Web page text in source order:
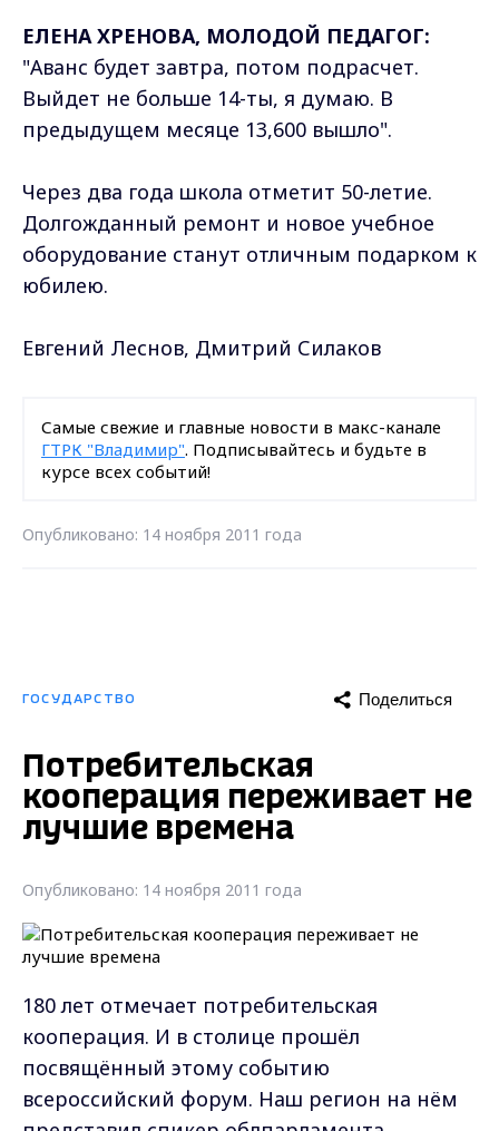
ЕЛЕНА ХРЕНОВА, МОЛОДОЙ ПЕДАГОГ:
"Аванс будет завтра, потом подрасчет.
Выйдет не больше 14-ты, я думаю. В
предыдущем месяце 13,600 вышло".
Через два года школа отметит 50-летие.
Долгожданный ремонт и новое учебное
оборудование станут отличным подарком к
юбилею.
Евгений Леснов, Дмитрий Силаков
Самые свежие и главные новости в макс-канале
ГТРК "Владимир". Подписывайтесь и будьте в
курсе всех событий!
Опубликовано: 14 ноября 2011 года
ГОСУДАРСТВО Поделиться
Потребительская
кооперация переживает не
лучшие времена
Опубликовано: 14 ноября 2011 года
180 лет отмечает потребительская
кооперация. И в столице прошёл
посвящённый этому событию
всероссийский форум. Наш регион на нём